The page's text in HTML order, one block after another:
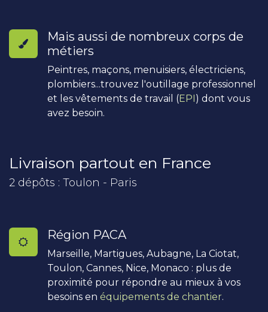
Mais aussi de nombreux corps de
métiers
Peintres, maçons, menuisiers, électriciens,
plombiers...trouvez l'outillage professionnel
et les vêtements de travail (EPI ) dont vous
avez besoin.
Livraison partout en France
2 dépôts : Toulon - Paris
Région PACA
Marseille, Martigues, Aubagne, La Ciotat,
Toulon, Cannes, Nice, Monaco : plus de
proximité pour répondre au mieux à vos
besoins en équipements de chantier.